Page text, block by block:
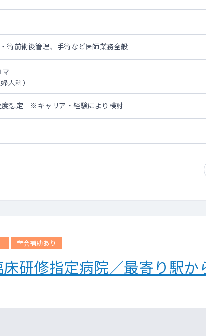
術前術後管理、手術など医師業務全般
マ
人科）
度想定 ※キャリア・経験により検討
学会補助あり
研修指定病院／最寄り駅か